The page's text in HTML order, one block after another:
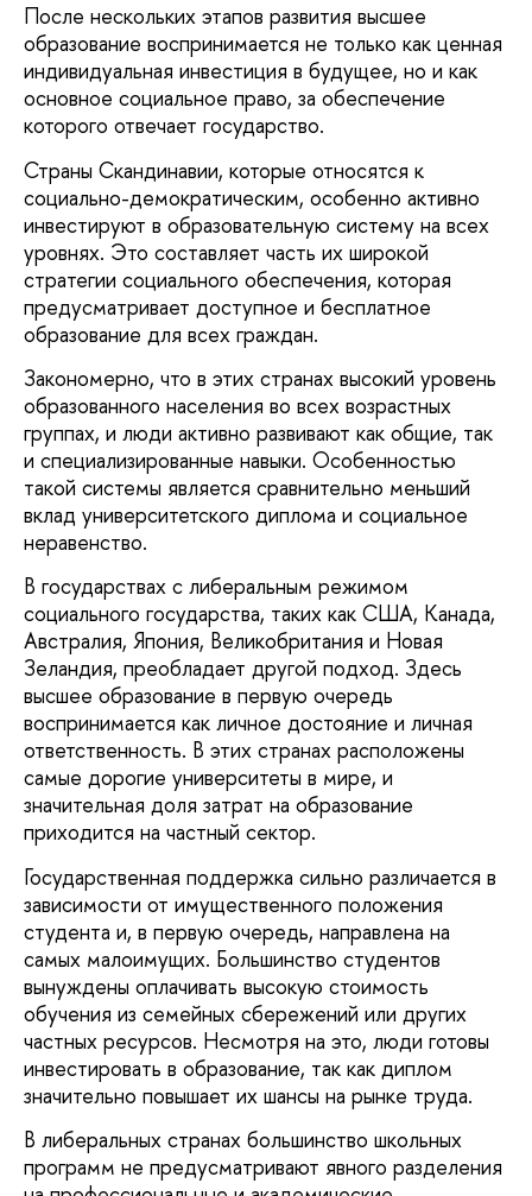
После нескольких этапов развития высшее
образование воспринимается не только как ценная
индивидуальная инвестиция в будущее, но и как
основное социальное право, за обеспечение
которого отвечает государство.
Страны Скандинавии, которые относятся к
социально-демократическим, особенно активно
инвестируют в образовательную систему на всех
уровнях. Это составляет часть их широкой
стратегии социального обеспечения, которая
предусматривает доступное и бесплатное
образование для всех граждан.
Закономерно, что в этих странах высокий уровень
образованного населения во всех возрастных
группах, и люди активно развивают как общие, так
и специализированные навыки. Особенностью
такой системы является сравнительно меньший
вклад университетского диплома и социальное
неравенство.
В государствах с либеральным режимом
социального государства, таких как США, Канада,
Австралия, Япония, Великобритания и Новая
Зеландия, преобладает другой подход. Здесь
высшее образование в первую очередь
воспринимается как личное достояние и личная
ответственность. В этих странах расположены
самые дорогие университеты в мире, и
значительная доля затрат на образование
приходится на частный сектор.
Государственная поддержка сильно различается в
зависимости от имущественного положения
студента и, в первую очередь, направлена на
самых малоимущих. Большинство студентов
вынуждены оплачивать высокую стоимость
обучения из семейных сбережений или других
частных ресурсов. Несмотря на это, люди готовы
инвестировать в образование, так как диплом
значительно повышает их шансы на рынке труда.
В либеральных странах большинство школьных
программ не предусматривают явного разделения